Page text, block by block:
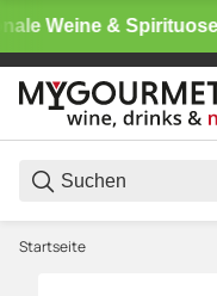
Weine & Spirituosen
Startseite